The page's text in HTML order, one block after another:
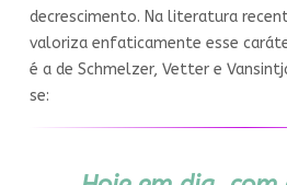
decrescimento. Na literatura
valoriza enfaticamente esse
é a de Schmelzer, Vetter e
se: